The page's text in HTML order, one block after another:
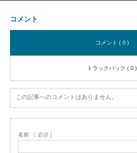
コメント
コメント ( 0 )
トラックバック ( 0 )
この記事へのコメントはありません。
名前 ( 必須 )